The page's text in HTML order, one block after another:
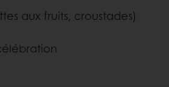
aux fruits, croustades)